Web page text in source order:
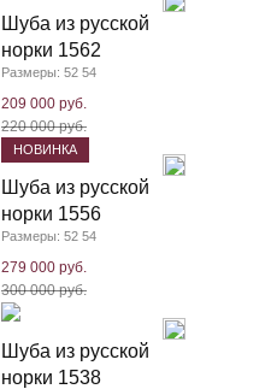
Шуба из русской
норки 1562
Размеры: 52 54
209 000 руб.
220 000 руб.
НОВИНКА
Шуба из русской
норки 1556
Размеры: 52 54
279 000 руб.
300 000 руб.
Шуба из русской
норки 1538